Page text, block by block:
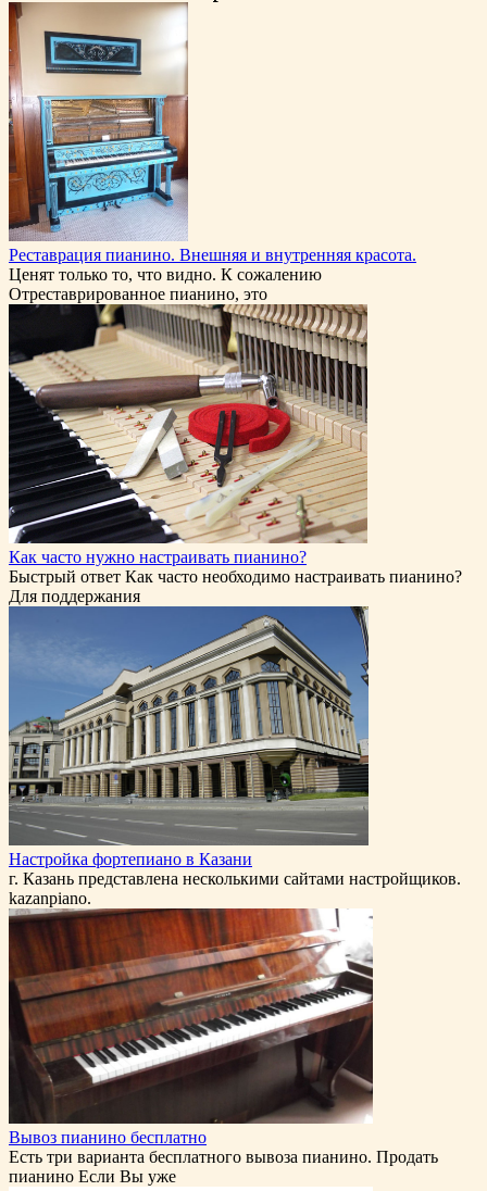
Реставрация пианино. Внешняя и внутренняя красота.
Ценят только то, что видно. К сожалению
Отреставрированное пианино, это
Как часто нужно настраивать пианино?
Быстрый ответ Как часто необходимо настраивать пианино?
Для поддержания
Настройка фортепиано в Казани
г. Казань представлена несколькими сайтами настройщиков.
kazanpiano.
Вывоз пианино бесплатно
Есть три варианта бесплатного вывоза пианино. Продать
пианино Если Вы уже